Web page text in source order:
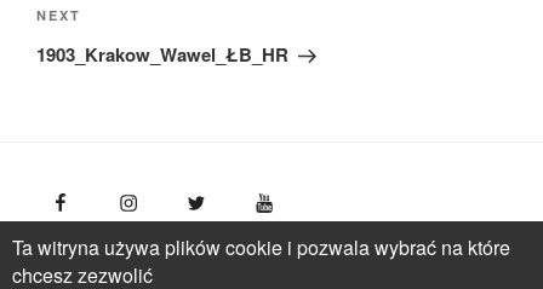
Next
Post
NEXT
1903_Krakow_Wawel_ŁB_HR
FotoPolska
Ta witryna używa plików cookie i pozwala wybrać na które
chcesz zezwolić